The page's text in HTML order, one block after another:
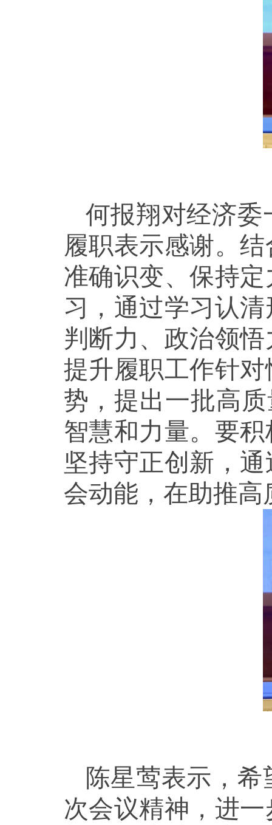
何报翔对经济
履职表示感谢。
准确识变、保持
习，通过学习认
判断力、政治领
提升履职工作针
势，提出一批高
智慧和力量。要
坚持守正创新，
会动能，在助推
陈星莺表示，
次会议精神，进